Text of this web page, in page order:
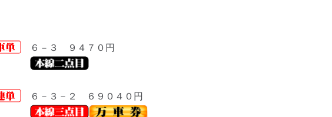
６－３ ９４７０円
６－３－２ ６９０４０円